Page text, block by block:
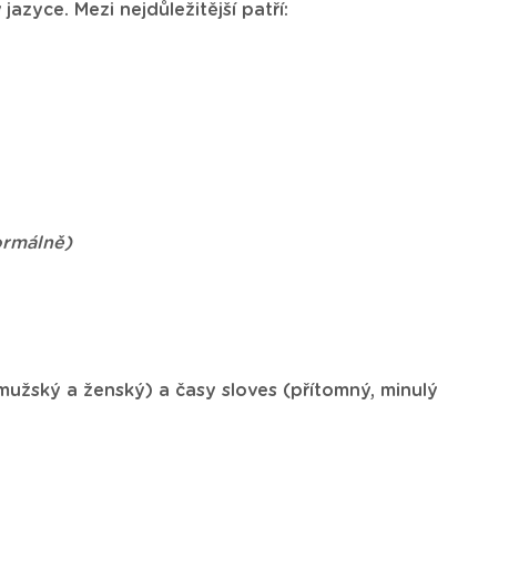
Mezi nejdůležitější patří:
a ženský) a časy sloves (přítomný, minulý